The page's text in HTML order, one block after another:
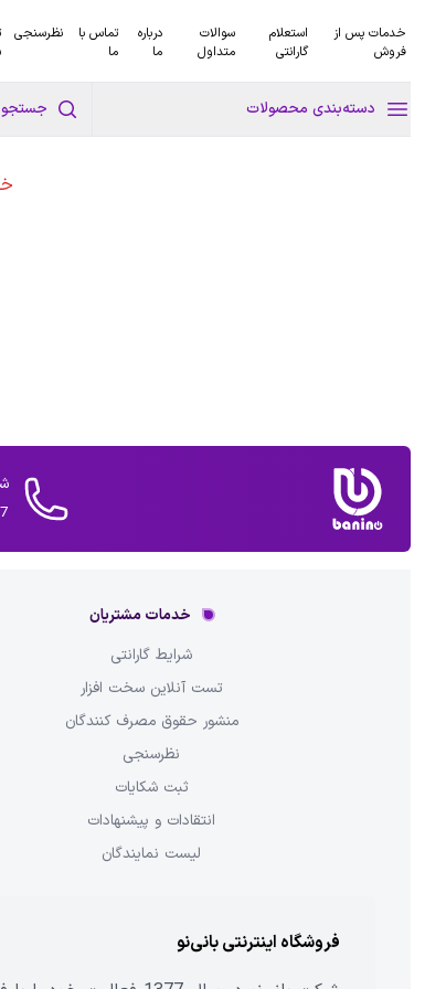
خدمات پس از
فروش
استعلام
گارانتی
سوالات
متداول
درباره
ما
تماس با
ما
نظرسنجی
دسته‌بندی محصولات جستجو
خدمات مشتریان
شرایط گارانتی
تست آنلاین سخت افزار
منشور حقوق مصرف کنندگان
نظرسنجی
ثبت شکایات
انتقادات و پیشنهادات
لیست نمایندگان
فروشگاه اینترنتی بانی‌نو